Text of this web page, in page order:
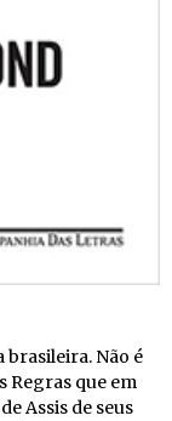
Não é
Regras que em
Assis de seus